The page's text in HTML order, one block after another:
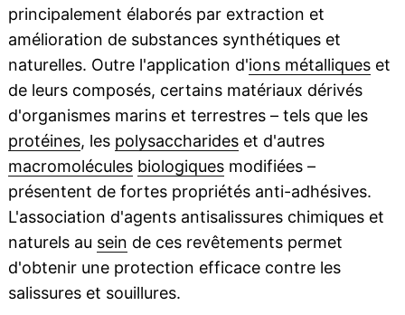
principalement élaborés par extraction et
amélioration de substances synthétiques et
naturelles. Outre l'application d'ions métalliqueset
de leurs composés, certains matériaux dérivés
d'organismes marins et terrestres – tels que les
protéines, les polysaccharideset d'autres
macromolécules biologiquesmodifiées –
présentent de fortes propriétés anti-adhésives.
L'association d'agents antisalissures chimiques et
naturels au sein de ces revêtements permet
d'obtenir une protection efficace contre les
salissures et souillures.